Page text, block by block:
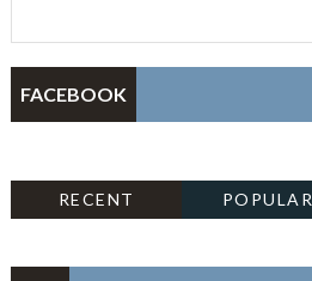
FACEBOOK
RECENT POPULAR